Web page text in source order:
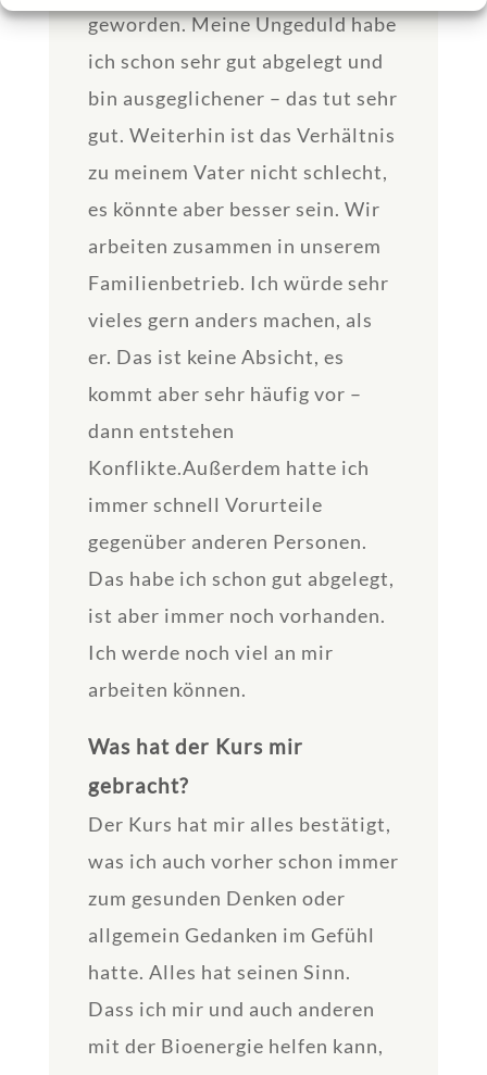
geworden. Meine Ungeduld habe
ich schon sehr gut abgelegt und
bin ausgeglichener – das tut sehr
gut. Weiterhin ist das Verhältnis
zu meinem Vater nicht schlecht,
es könnte aber besser sein. Wir
arbeiten zusammen in unserem
Familienbetrieb. Ich würde sehr
vieles gern anders machen, als
er. Das ist keine Absicht, es
kommt aber sehr häufig vor –
dann entstehen
Konflikte.Außerdem hatte ich
immer schnell Vorurteile
gegenüber anderen Personen.
Das habe ich schon gut abgelegt,
ist aber immer noch vorhanden.
Ich werde noch viel an mir
arbeiten können.
Was hat der Kurs mir
gebracht?
Der Kurs hat mir alles bestätigt,
was ich auch vorher schon immer
zum gesunden Denken oder
allgemein Gedanken im Gefühl
hatte. Alles hat seinen Sinn.
Dass ich mir und auch anderen
mit der Bioenergie helfen kann,